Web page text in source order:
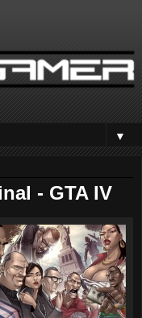
▼
- GTA IV